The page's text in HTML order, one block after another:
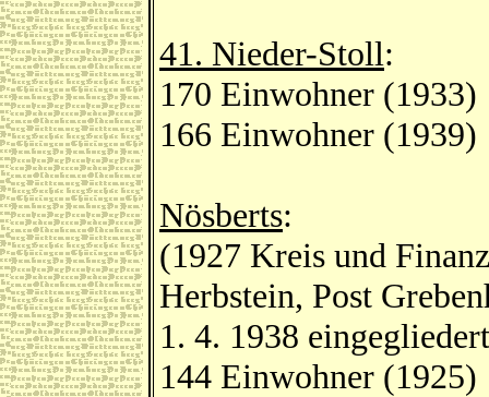
41. Nieder-Stoll:
170 Einwohner (1933)
166 Einwohner (1939)
Nösberts:
(1927 Kreis und
Herbstein, Post
1. 4. 1938
144 Einwohner (1925)